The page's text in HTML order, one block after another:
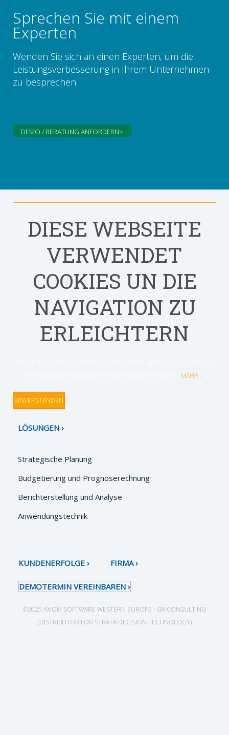
Sprechen Sie mit einem
Experten
Wenden Sie sich an einen Experten, um die
Leistungsverbesserung in Ihrem Unternehmen
zu besprechen.
DEMO / BERATUNG ANFORDERN>
DIESE WEBSEITE
VERWENDET
COOKIES UN DIE
NAVIGATION ZU
ERLEICHTERN
MEHR...
EINVERSTANDEN
LÖSUNGEN
Strategische Planung
Budgetierung und Prognoserechnung
Berichterstellung und Analyse
Anwendungstechnik
KUNDENERFOLGE FIRMA
DEMOTERMIN VEREINBAREN
©2025 AXIOM SOFTWARE WESTERN EUROPE - G8 CONSULTING
(DISTRIBUTOR FOR STRATA DECISION TECHNOLOGY)